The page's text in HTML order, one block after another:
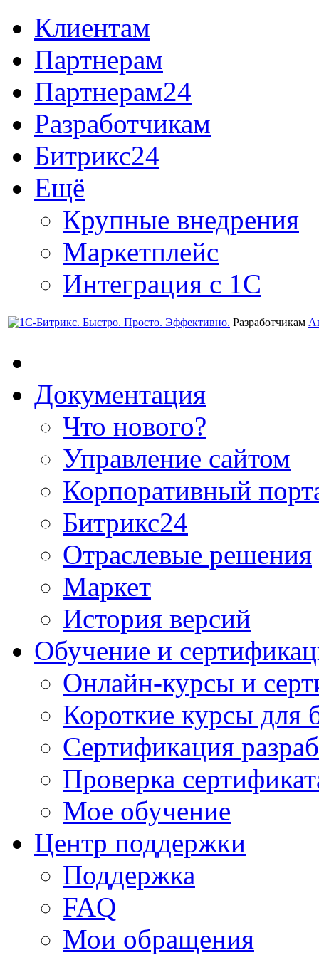
Клиентам
Партнерам
Партнерам24
Разработчикам
Битрикс24
Ещё
Крупные внедрения
Маркетплейс
Интеграция с 1С
Разработчикам
Документация
Что нового?
Управление сайтом
Корпоративный
Битрикс24
Отраслевые решения
Маркет
История версий
Обучение и
Онлайн-курсы и
Короткие курсы для
Сертификация
Проверка
Мое обучение
Центр поддержки
Поддержка
FAQ
Мои обращения